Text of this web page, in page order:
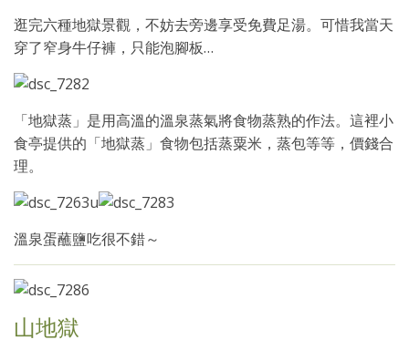
逛完六種地獄景觀，不妨去旁邊享受免費足湯。可惜我當天
穿了窄身牛仔褲，只能泡腳板…
「地獄蒸」是用高溫的溫泉蒸氣將食物蒸熟的作法。這裡小
食亭提供的「地獄蒸」食物包括蒸粟米，蒸包等等，價錢合
理。
溫泉蛋蘸鹽吃很不錯～
山地獄